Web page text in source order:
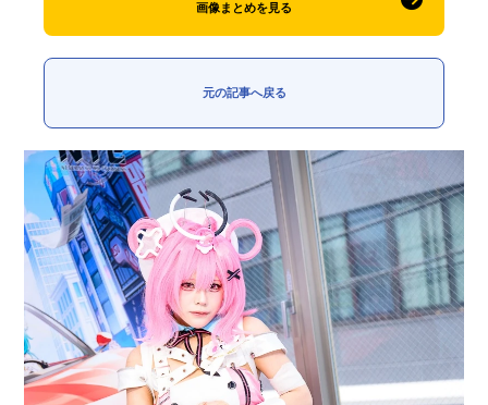
画像まとめを見る
元の記事へ戻る